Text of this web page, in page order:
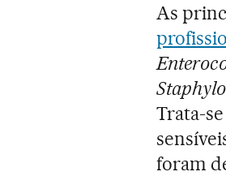
As
Trata-
foram